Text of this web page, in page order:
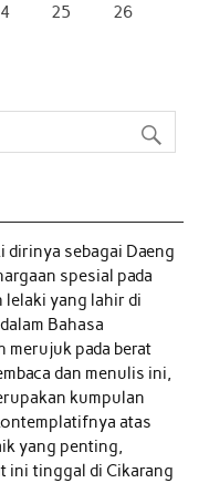
25
26
dirinya sebagai Daeng
spesial pada
lelaki yang lahir di
Bahasa
merujuk pada berat
dan menulis ini,
kumpulan
atas
yang penting,
ini tinggal di Cikarang